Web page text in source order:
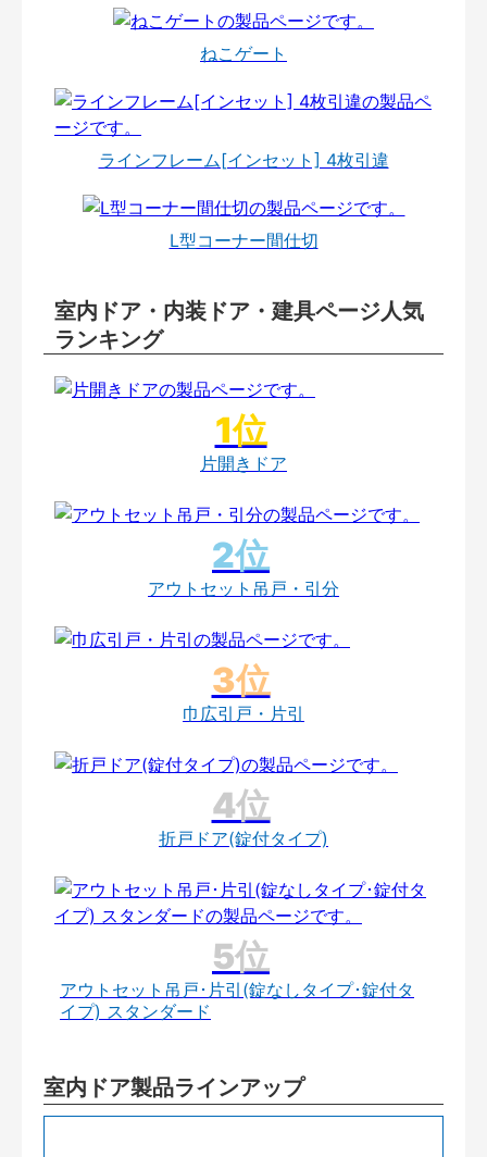
ねこゲート
ラインフレーム[インセット] 4枚引違
L型コーナー間仕切
室内ドア・内装ドア・建具ページ人気
ランキング
片開きドア
アウトセット吊戸・引分
巾広引戸・片引
折戸ドア(錠付タイプ)
アウトセット吊戸･片引(錠なしタイプ･錠付タ
イプ) スタンダード
室内ドア製品ラインアップ